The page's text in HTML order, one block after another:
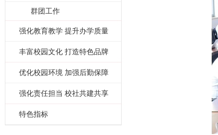
群团工作
强化教育教学 提升办学质量
丰富校园文化 打造特色品牌
优化校园环境 加强后勤保障
强化责任担当 校社共建共享
特色指标